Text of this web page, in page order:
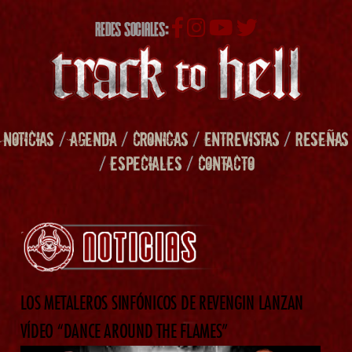
REDES SOCIALES:
NOTICIAS /AGENDA/ CRONICAS/ENTREVISTAS/RESEÑAS
/ESPECIALES/ CONTACTO
LOS METALEROS SINFÓNICOS DE REVENGIN LANZAN
VÍDEO “DANCE AROUND THE FLAMES”